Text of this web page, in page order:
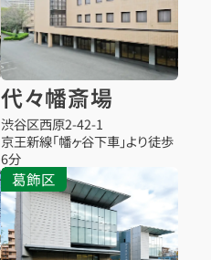
代々幡斎場
渋谷区西原2-42-1
京王新線「幡ヶ谷下車」より徒歩
6分
葛飾区